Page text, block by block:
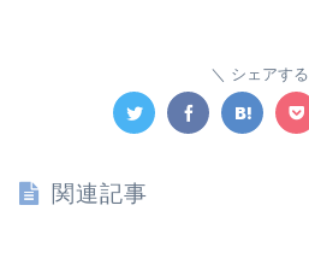
シェアする
関連記事